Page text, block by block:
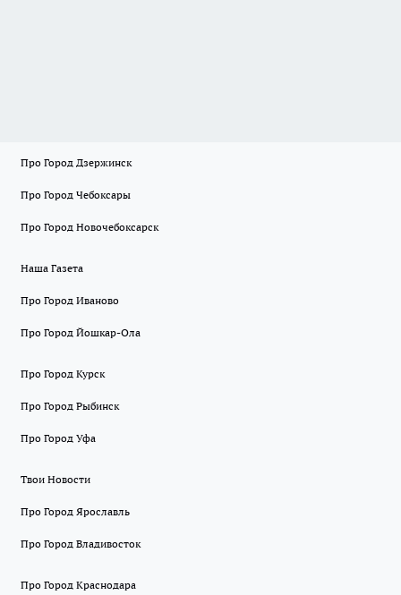
Про Город Дзержинск
Про Город Чебоксары
Про Город Новочебоксарск
Наша Газета
Про Город Иваново
Про Город Йошкар-Ола
Про Город Курск
Про Город Рыбинск
Про Город Уфа
Твои Новости
Про Город Ярославль
Про Город Владивосток
Про Город Краснодара